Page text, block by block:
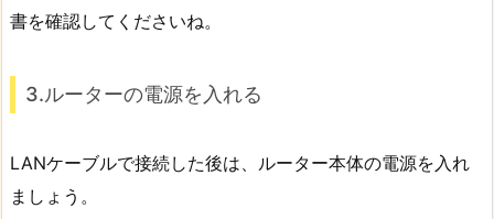
書を確認してくださいね。
3.ルーターの電源を入れる
LANケーブルで接続した後は、ルーター本体の電源を入れ
ましょう。